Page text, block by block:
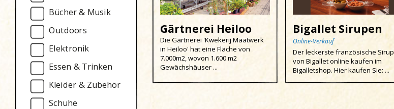
Bücher & Musik
Outdoors
Elektronik
Essen & Trinken
Kleider & Zubehör
Schuhe
Gärtnerei Heiloo
Die Gärtnerei 'Kwekerij Maatwerk
in Heiloo' hat eine Fläche von
7.000m2, wovon 1.600 m2
Gewächshäuser ...
Bigallet Sirupen
Online-Verkauf
Der leckerste französische Sirup
von Bigallet online kaufen im
Bigalletshop. Hier kaufen Sie: ...